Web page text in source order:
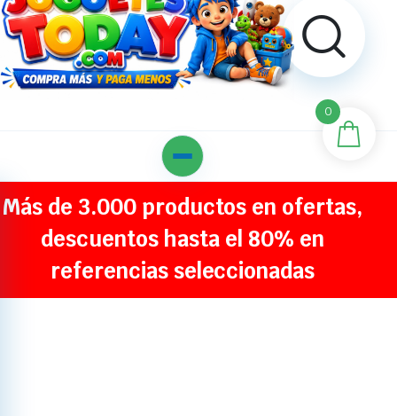
Más de 3.000 productos en ofertas,
descuentos hasta el 80% en
referencias seleccionadas
0